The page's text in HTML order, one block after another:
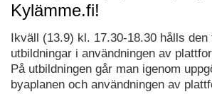
Kylämme.fi!
Ikväll (13.9) kl. 17.30-18.30 hålls
utbildningar i användningen av
På utbildningen går man igenom
byaplanen och användningen av